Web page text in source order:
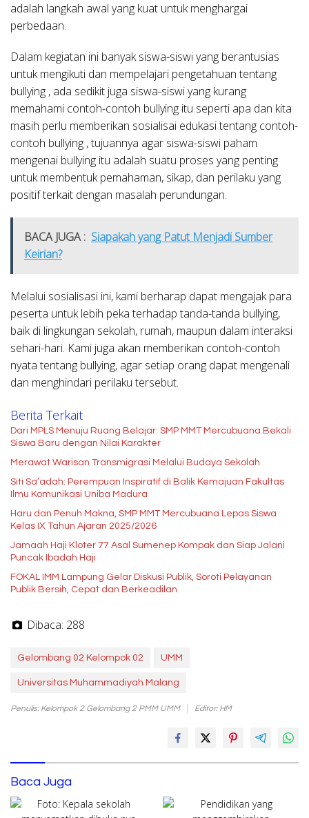
adalah langkah awal yang kuat untuk menghargai
perbedaan.
Dalam kegiatan ini banyak siswa-siswi yang berantusias
untuk mengikuti dan mempelajari pengetahuan tentang
bullying , ada sedikit juga siswa-siswi yang kurang
memahami contoh-contoh bullying itu seperti apa dan kita
masih perlu memberikan sosialisai edukasi tentang contoh-
contoh bullying , tujuannya agar siswa-siswi paham
mengenai bullying itu adalah suatu proses yang penting
untuk membentuk pemahaman, sikap, dan perilaku yang
positif terkait dengan masalah perundungan.
BACA JUGA : Siapakah yang Patut Menjadi Sumber
Keirian?
Melalui sosialisasi ini, kami berharap dapat mengajak para
peserta untuk lebih peka terhadap tanda-tanda bullying,
baik di lingkungan sekolah, rumah, maupun dalam interaksi
sehari-hari. Kami juga akan memberikan contoh-contoh
nyata tentang bullying, agar setiap orang dapat mengenali
dan menghindari perilaku tersebut.
Berita Terkait
Dari MPLS Menuju Ruang Belajar: SMP MMT Mercubuana Bekali
Siswa Baru dengan Nilai Karakter
Merawat Warisan Transmigrasi Melalui Budaya Sekolah
Siti Sa’adah: Perempuan Inspiratif di Balik Kemajuan Fakultas
Ilmu Komunikasi Uniba Madura
Haru dan Penuh Makna, SMP MMT Mercubuana Lepas Siswa
Kelas IX Tahun Ajaran 2025/2026
Jamaah Haji Kloter 77 Asal Sumenep Kompak dan Siap Jalani
Puncak Ibadah Haji
FOKAL IMM Lampung Gelar Diskusi Publik, Soroti Pelayanan
Publik Bersih, Cepat dan Berkeadilan
Dibaca: 288
Gelombang 02 Kelompok 02 UMM
Universitas Muhammadiyah Malang
Penulis: Kelompok 2 Gelombang 2 PMM UMM Editor: HM
Baca Juga